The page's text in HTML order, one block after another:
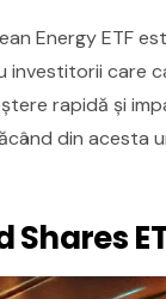
Energy ETF
investitorii care
rapidă și
din acesta
Shares